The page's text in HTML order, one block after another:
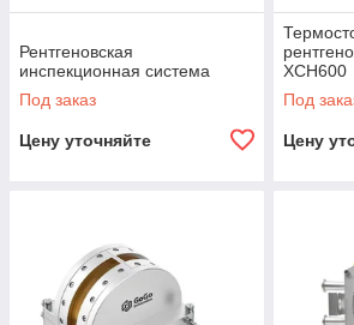
Рентгеновская
инспекционная система
Под заказ
Цену уточняйте
XCH600
Под
Цену